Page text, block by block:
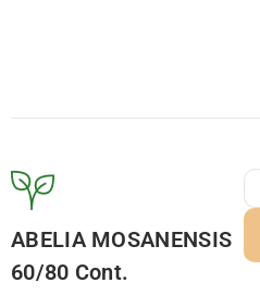
ABELIA MOSANENSIS
60/80 Cont.